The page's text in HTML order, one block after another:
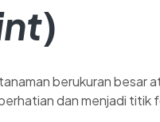
)
berukuran besar
dan menjadi titik